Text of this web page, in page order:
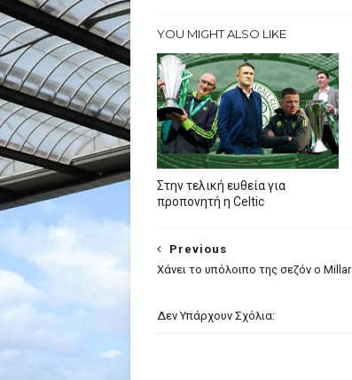
YOU MIGHT ALSO LIKE
Στην τελική ευθεία για
προπονητή η Celtic
Previous
Xάνει το υπόλοιπο της σεζόν ο Millar
Δεν Υπάρχουν Σχόλια: